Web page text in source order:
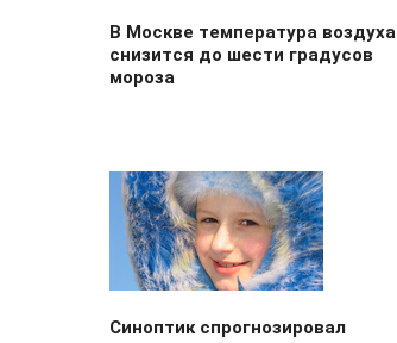
В Москве температура воздуха
снизится до шести градусов
мороза
Синоптик спрогнозировал